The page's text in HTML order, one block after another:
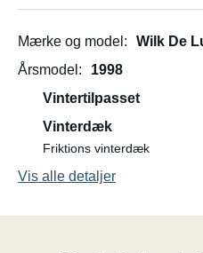
Mærke og model
Wilk De
Årsmodel
1998
Vintertilpasset
Vinterdæk
Friktions vinterdæk
Vis alle detaljer